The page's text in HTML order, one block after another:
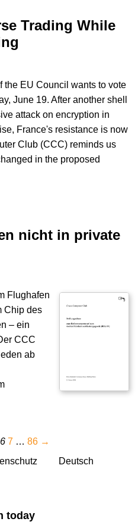
Trading While
EU Council wants to vote
June 19. After another shell
attack on encryption in
France's resistance is now
Club (CCC) reminds us
in the proposed
nicht in private
Flughafen
Chip des
– ein
CCC
ab
6 7 … 86 →
Deutsch
today